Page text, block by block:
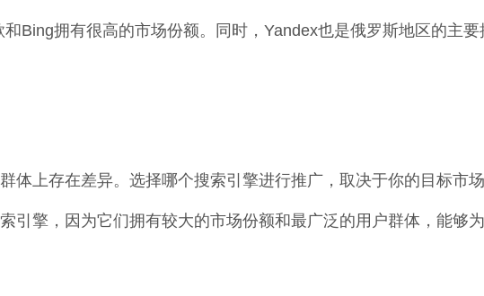
Bing拥有很高的市场份额。同时，Yandex也是俄罗斯地区的主
体上存在差异。选择哪个搜索引擎进行推广，取决于你的目标市场
引擎，因为它们拥有较大的市场份额和最广泛的用户群体，能够